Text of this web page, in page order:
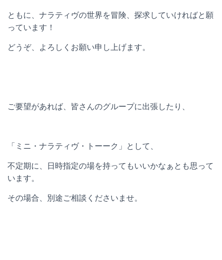
ともに、ナラティヴの世界を冒険、探求していければと願
っています！
どうぞ、よろしくお願い申し上げます。
ご要望があれば、皆さんのグループに出張したり、
「ミニ・ナラティヴ・トーーク」として、
不定期に、日時指定の場を持ってもいいかなぁとも思って
います。
その場合、別途ご相談くださいませ。